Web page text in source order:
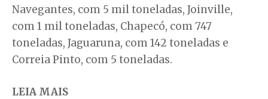
Navegantes, com 5 mil toneladas, Joinville,
com 1 mil toneladas, Chapecó, com 747
toneladas, Jaguaruna, com 142 toneladas e
Correia Pinto, com 5 toneladas.
LEIA MAIS